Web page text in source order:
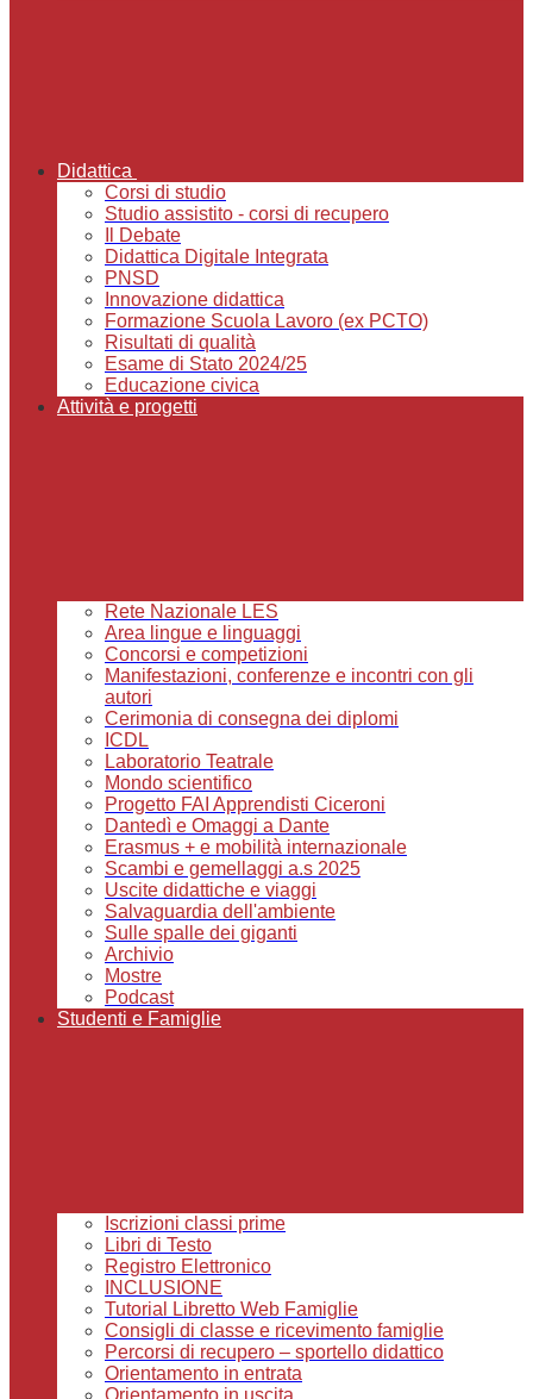
Didattica
Corsi di studio
Studio assistito - corsi di recupero
Il Debate
Didattica Digitale Integrata
PNSD
Innovazione didattica
Formazione Scuola Lavoro (ex PCTO)
Risultati di qualità
Esame di Stato 2024/25
Educazione civica
Attività e progetti
Rete Nazionale LES
Area lingue e linguaggi
Concorsi e competizioni
Manifestazioni, conferenze e incontri con gli
autori
Cerimonia di consegna dei diplomi
ICDL
Laboratorio Teatrale
Mondo scientifico
Progetto FAI Apprendisti Ciceroni
Dantedì e Omaggi a Dante
Erasmus + e mobilità internazionale
Scambi e gemellaggi a.s 2025
Uscite didattiche e viaggi
Salvaguardia dell'ambiente
Sulle spalle dei giganti
Archivio
Mostre
Podcast
Studenti e Famiglie
Iscrizioni classi prime
Libri di Testo
Registro Elettronico
INCLUSIONE
Tutorial Libretto Web Famiglie
Consigli di classe e ricevimento famiglie
Percorsi di recupero – sportello didattico
Orientamento in entrata